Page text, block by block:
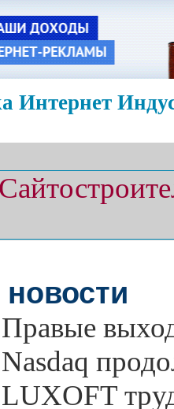
Интернет
Правые
Nasdaq
LUXOFT